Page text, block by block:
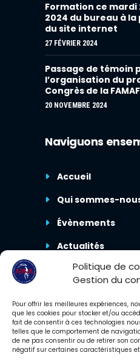
Politique de
Gestion du
Pour offrir les meilleures expériences,
que les cookies pour stocker et/ou
fait de consentir à ces technologies
telles que le comportement de
de ne pas consentir ou de retirer son
négatif sur certaines caractéristiques
Formation ce mardi
2024 du bureau à la
du site internet
27 FÉVRIER 2024
Passage de témoin
l’organisation du
Congrès de la FAMAF
20 NOVEMBRE 2024
Naviguons
Accueil
Qui sommes-
Évènements
Actualités
Nous contacter